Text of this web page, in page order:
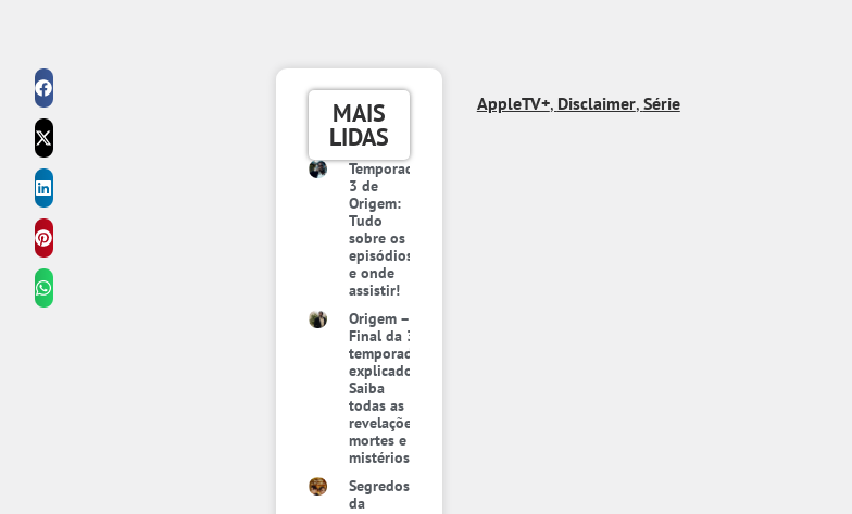
MAIS
LIDAS
Temporada
3 de
Origem:
Tudo
sobre os
episódios
e onde
assistir!
Origem –
Final da 3ª
temporada
explicado:
Saiba
todas as
revelações,
mortes e
mistérios
Segredos
da
AppleTV+, Disclaimer, Série